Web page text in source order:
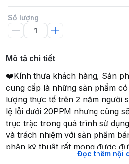
Số lượng
Mô tả chi tiết
❤️Kính thưa khách hàng, Sản
cung cấp là những sản phẩm
lượng thực tế trên 2 năm người
lệ lỗi dưới 20PPM nhưng cũng
trục trặc trong quá trình sử
và trách nhiệm với sản phẩm
phận kỹ thuật rất mong được
quyết khắc phục có lợi nhất cho
Đọc thêm nội